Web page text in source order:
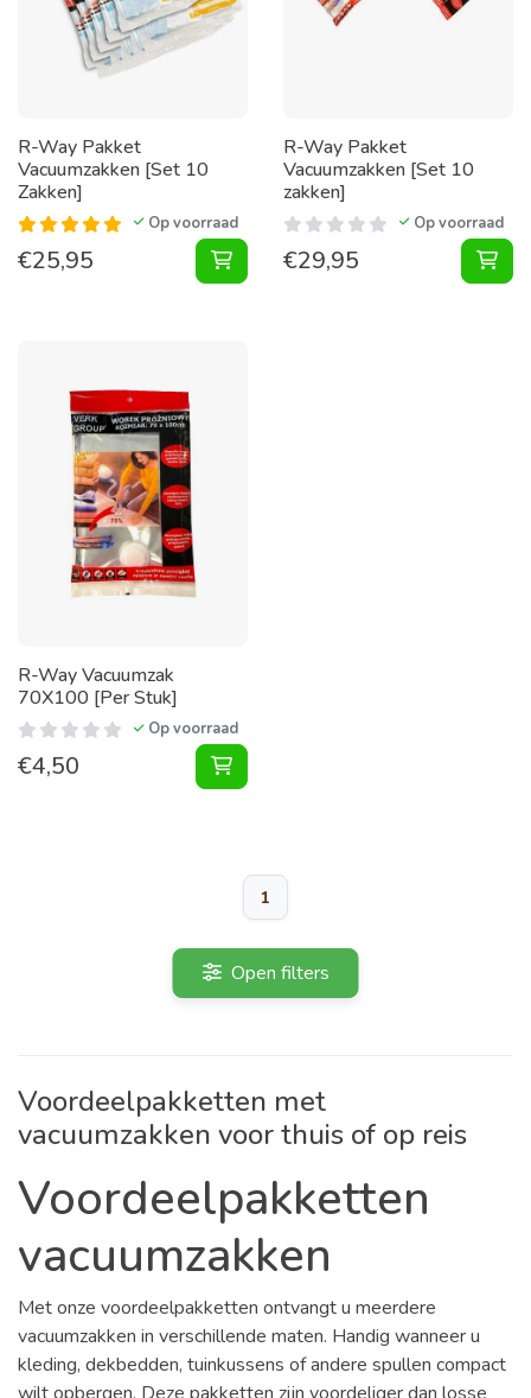
R-Way Pakket
Vacuumzakken [Set 10
Zakken]
Op voorraad
€25,95 Pakket Vacuumzakken [Set 10
R-Way Pakket
Vacuumzakken [Set 10
zakken]
Op voorraad
€29,95
R-Way Vacuumzak
70X100 [Per Stuk]
Op voorraad
€4,50 Vacuumzak 70X100 [Per Stuk]
1
Open filters
Voordeelpakketten met
vacuumzakken voor thuis of op reis
Voordeelpakketten
vacuumzakken
Met onze voordeelpakketten ontvangt u meerdere
vacuumzakken in verschillende maten. Handig wanneer u
kleding, dekbedden, tuinkussens of andere spullen compact